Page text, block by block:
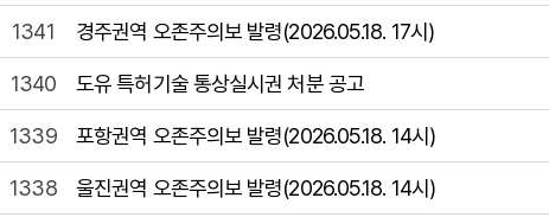
1341 경주권역 오존주의보 발령(2026.05.18. 17시)
1340 도유 특허기술 통상실시권 처분 공고
1339 포항권역 오존주의보 발령(2026.05.18. 14시)
1338 울진권역 오존주의보 발령(2026.05.18. 14시)